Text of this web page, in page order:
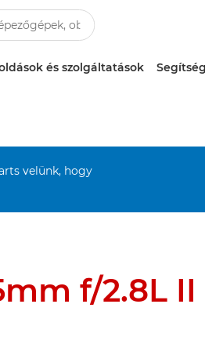
és szolgáltatások
velünk, hogy
f/2.8L II